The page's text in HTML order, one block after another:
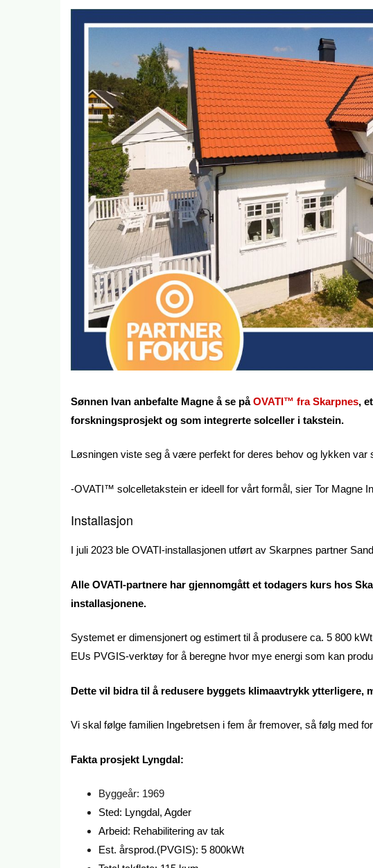
Sønnen Ivan anbefalte Magne å se påOVATI™ fra Skarpnes,
forskningsprosjekt og som integrerte solceller i takstein.
Løsningen viste seg å være perfekt for deres behov og lykken var
-OVATI™ solcelletakstein er ideell for vårt formål, sier Tor Magne
Installasjon
I juli 2023 ble OVATI-installasjonen utført av Skarpnes partner
Alle OVATI-partnere har gjennomgått et todagers kurs hos
installasjonene.
Systemet er dimensjonert og estimert til å produsere ca. 5 800
EUs PVGIS-verktøy for å beregne hvor mye energi som kan
Dette vil bidra til å redusere byggets klimaavtrykk ytterligere,
Vi skal følge familien Ingebretsen i fem år fremover, så følg med
Fakta prosjekt Lyngdal:
Byggeår: 1969
Sted: Lyngdal, Agder
Arbeid: Rehabilitering av tak
Est. årsprod.(PVGIS): 5 800kWt